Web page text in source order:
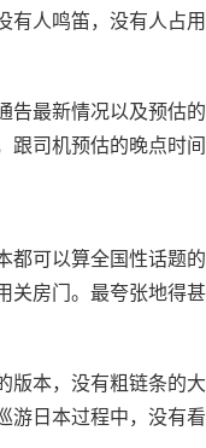
人鸣笛，没有人占
最新情况以及预估
司机预估的晚点时间
都可以算全国性话题
房门。最夸张地得
本，没有粗链条的
日本过程中，没有